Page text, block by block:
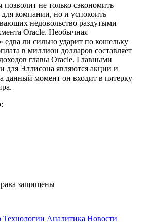
не только сэкономить
компании, но и успокоить
недовольство раздутыми
Oracle. Необычная
едва ли сильно ударит по кошельку
в миллион долларов составляет
главы Oracle. Главными
для Эллисона являются акции и
данный момент он входит в пятерку
защищены
Технологии Аналитика Новости